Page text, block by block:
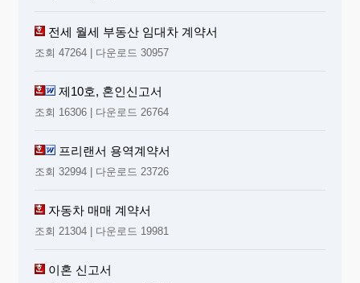
전세 월세 부동산 임대차 계약서
조회 47264 | 다운로드 30957
제10호, 혼인신고서
조회 16306 | 다운로드 26764
프리랜서 용역계약서
조회 32994 | 다운로드 23726
자동차 매매 계약서
조회 21304 | 다운로드 19981
이혼 신고서